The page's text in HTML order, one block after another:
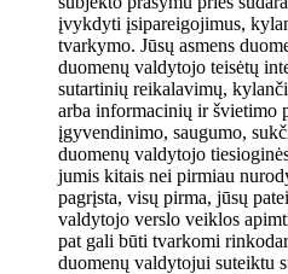
įvykdyti įsipareigojimus,
tvarkymo. Jūsų asmens
duomenų valdytojo teisėtų
sutartinių reikalavimų,
arba informacinių ir švietimo
įgyvendinimo, saugumo,
duomenų valdytojo
jumis kitais nei pirmiau
pagrįsta, visų pirma, jūsų
valdytojo verslo veiklos
pat gali būti tvarkomi
duomenų valdytojui suteiktu